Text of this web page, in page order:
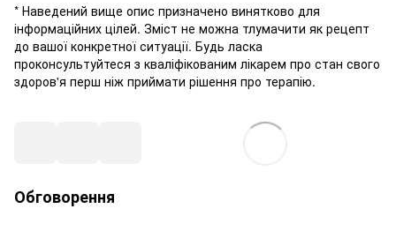
* Наведений вище опис призначено винятково для
інформаційних цілей. Зміст не можна тлумачити як рецепт
до вашої конкретної ситуації. Будь ласка
проконсультуйтеся з кваліфікованим лікарем про стан свого
здоров'я перш ніж приймати рішення про терапію.
Обговорення